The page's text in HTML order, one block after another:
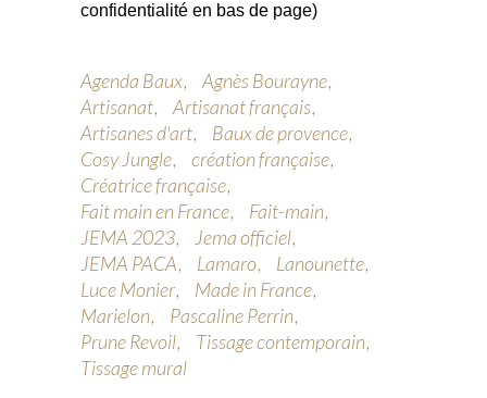
confidentialité en bas de page)
Agenda Baux
Agnès Bourayne
Artisanat
Artisanat français
Artisanes d'art
Baux de provence
Cosy Jungle
création française
Créatrice française
Fait main en France
Fait-main
JEMA 2023
Jema officiel
JEMA PACA
Lamaro
Lanounette
Luce Monier
Made in France
Marielon
Pascaline Perrin
Prune Revoil
Tissage contemporain
Tissage mural